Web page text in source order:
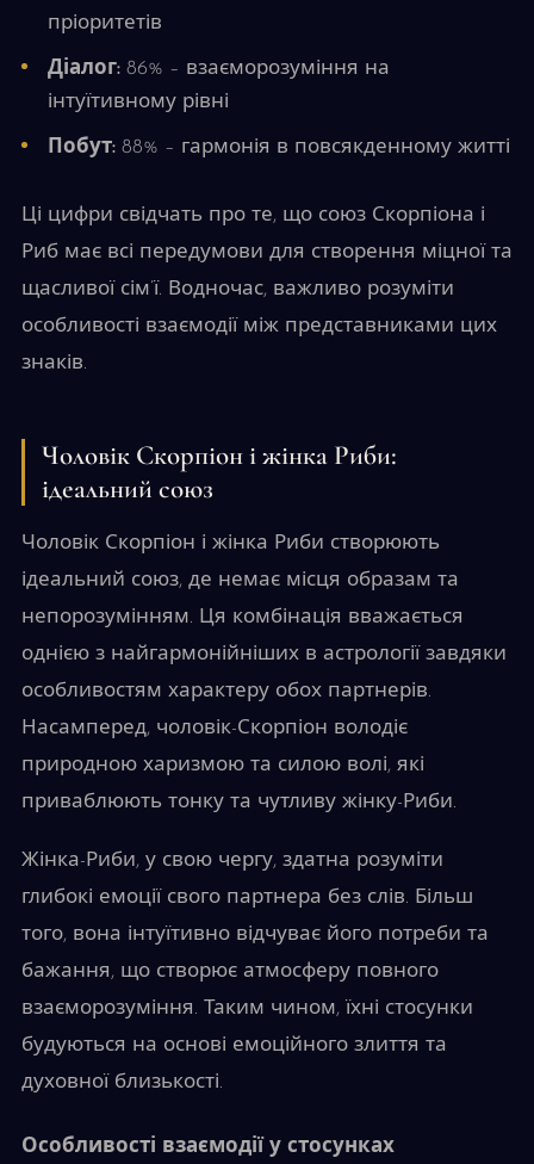
пріоритетів
Діалог:86% – взаєморозуміння на
інтуїтивному рівні
Побут:88% – гармонія в повсякденному житті
Ці цифри свідчать про те, що союз Скорпіона і
Риб має всі передумови для створення міцної та
щасливої сім’ї. Водночас, важливо розуміти
особливості взаємодії між представниками цих
знаків.
Чоловік Скорпіон і жінка Риби:
ідеальний союз
Чоловік Скорпіон і жінка Риби створюють
ідеальний союз, де немає місця образам та
непорозумінням. Ця комбінація вважається
однією з найгармонійніших в астрології завдяки
особливостям характеру обох партнерів.
Насамперед, чоловік-Скорпіон володіє
природною харизмою та силою волі, які
приваблюють тонку та чутливу жінку-Риби.
Жінка-Риби, у свою чергу, здатна розуміти
глибокі емоції свого партнера без слів. Більш
того, вона інтуїтивно відчуває його потреби та
бажання, що створює атмосферу повного
взаєморозуміння. Таким чином, їхні стосунки
будуються на основі емоційного злиття та
духовної близькості.
Особливості взаємодії у стосунках